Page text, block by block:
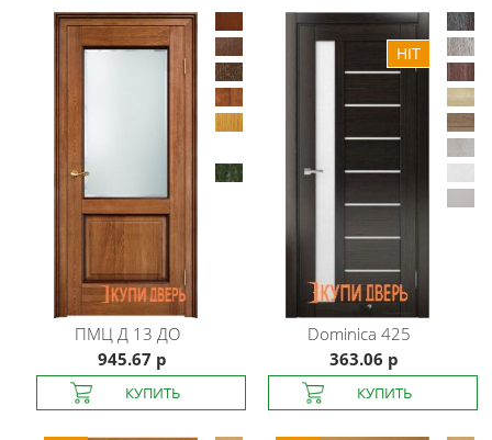
ПМЦД 13 ДО
945.67 р
Dominica 425
363.06 р